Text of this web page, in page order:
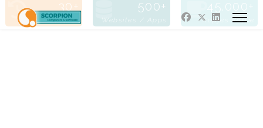
30
Jaren Actief
500
Websites / Apps
45.000
Kopjes Koffie